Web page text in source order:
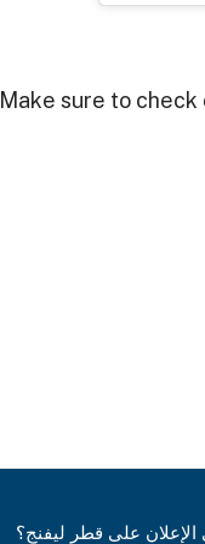
Make sure to
على قطر ليفنج؟